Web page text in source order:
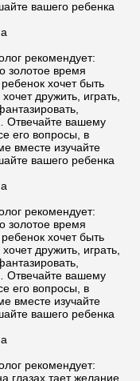
вашего ребенка
рекомендует:
золотое время
хочет быть
дружить, играть,
Отвечайте вашему
его вопросы, в
вместе изучайте
вашего ребенка
рекомендует:
золотое время
хочет быть
дружить, играть,
Отвечайте вашему
его вопросы, в
вместе изучайте
вашего ребенка
рекомендует:
глазах тает желание